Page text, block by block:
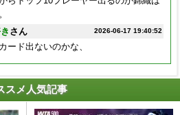
2026-06-17 19:40:52
さん
ード出ないのかな、
スメ人気記事